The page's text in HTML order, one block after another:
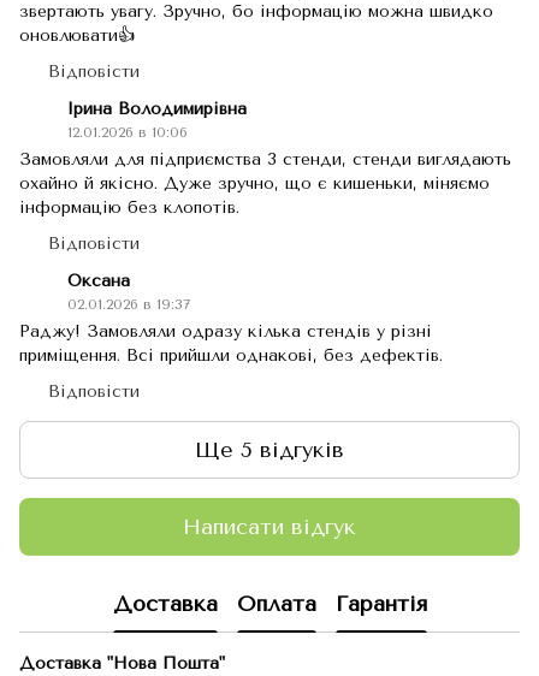
звертають увагу. Зручно, бо інформацію можна швидко
оновлювати👍
Відповісти
Ірина Володимирівна
12.01.2026 в 10:06
Замовляли для підприємства 3 стенди, стенди виглядають
охайно й якісно. Дуже зручно, що є кишеньки, міняємо
інформацію без клопотів.
Відповісти
Оксана
02.01.2026 в 19:37
Раджу! Замовляли одразу кілька стендів у різні
приміщення. Всі прийшли однакові, без дефектів.
Відповісти
Ще 5 відгуків
Написати відгук
Доставка Оплата Гарантія
Доставка "Нова Пошта"